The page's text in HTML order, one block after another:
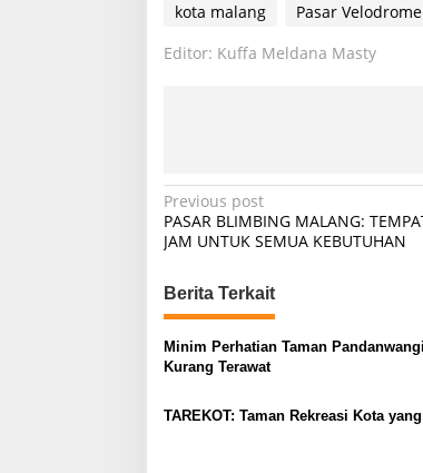
kota malang
Pasar
Editor: Kuffa Meldana Masty
P
o
t
n
a
i
Previous post
PASAR BLIMBING MALANG:
JAM UNTUK SEMUA KEBUTUHAN
Berita Terkait
Minim Perhatian Taman
Kurang Terawat
TAREKOT: Taman Rekreasi Kota